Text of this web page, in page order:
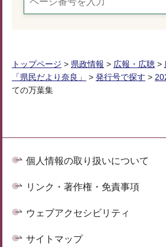
トップページ > 県政情報 > 広報・広聴 >
「県民だより奈良」
> 発行号で探す >
ての万葉集
個人情報の取り扱いについて
リンク・著作権・免責事項
ウェブアクセシビリティ
サイトマップ